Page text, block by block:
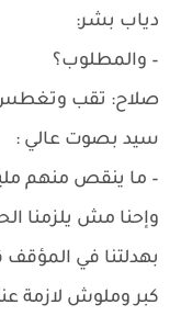
دياب بشر:
– والمطلوب؟
صلاح: تقب وتغطس
سيد بصوت عالي :
– ما ينقص منهم
وإحنا مش يلزمنا
بهدلتنا في المؤقف
كبر وملوش لازمة